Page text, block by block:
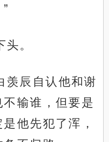
。
羡辰自认他和谢
输谁，但要是
他先犯了浑，